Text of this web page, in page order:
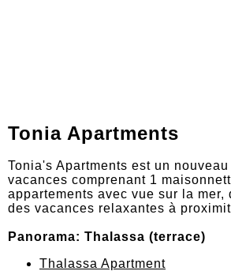
Tonia Apartments
Tonia's Apartments est un
vacances comprenant 1
appartements avec vue sur la mer,
des vacances relaxantes à
Panorama: Thalassa (terrace)
Thalassa Apartment